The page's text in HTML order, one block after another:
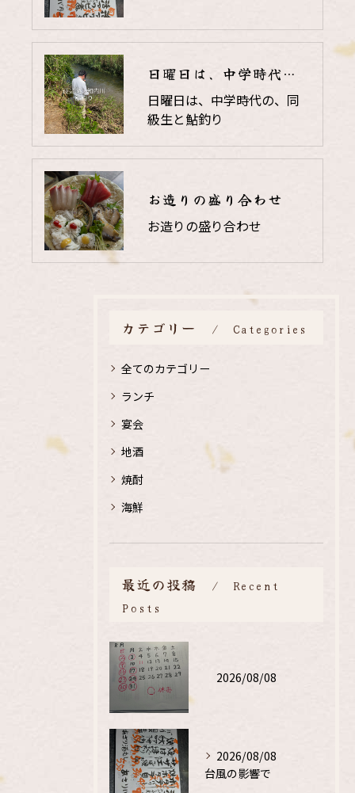
日曜日は、中学時代の、同級生と鮎釣り
日曜日は、中学時代の、同
級生と鮎釣り
お造りの盛り合わせ
お造りの盛り合わせ
カテゴリー Categories
全てのカテゴリー
ランチ
宴会
地酒
焼酎
海鮮
最近の投稿
Recent
Posts
2026/08/08
2026/08/08
台風の影響で